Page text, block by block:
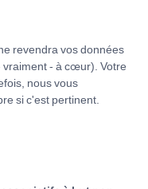
revendra vos données
vraiment - à cœur). Votre
nous vous
si c'est pertinent.